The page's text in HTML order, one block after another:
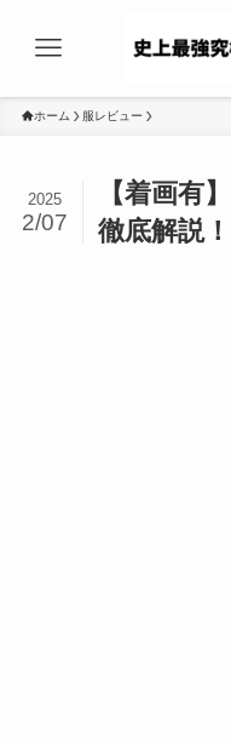
ホーム 服レビュー
【着画有
徹底解説
2025
2/07